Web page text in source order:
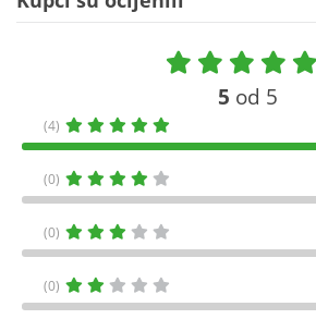
5 od 5
(4)
(0)
(0)
(0)